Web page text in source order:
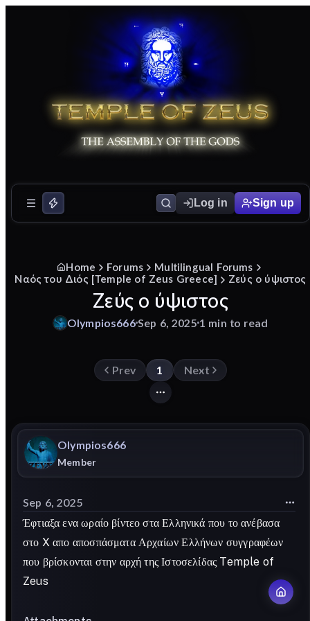
Log in Sign up
Home Forums
Multilingual Forums
Ναός του Διός [Temple of Zeus Greece]
Ζεύς ο ύψιστος
Ζεύς ο ύψιστος
Olympios666Sep 6, 2025 1 min to read
Prev 1 Next
Olympios666
Member
Sep 6, 2025
Έφτιαξα ενα ωραίο βίντεο στα Ελληνικά που το ανέβασα
στο X απο αποσπάσματα Αρχαίων Ελλήνων συγγραφέων
που βρίσκονται στην αρχή της Ιστοσελίδας Temple of
Zeus